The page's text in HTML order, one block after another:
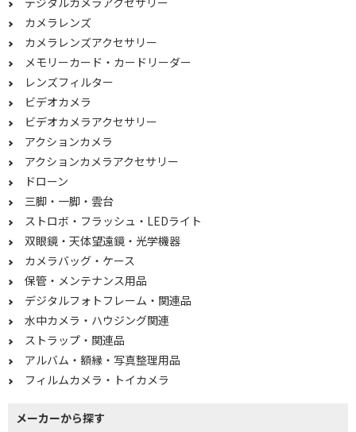
カメラレンズ
カメラレンズアクセサリー
メモリーカード・カードリーダー
レンズフィルター
ビデオカメラ
ビデオカメラアクセサリー
アクションカメラ
アクションカメラアクセサリー
ドローン
三脚・一脚・雲台
ストロボ・フラッシュ・LEDライト
双眼鏡・天体望遠鏡・光学機器
カメラバッグ・ケース
保管・メンテナンス用品
デジタルフォトフレーム・関連品
水中カメラ・ハウジング関連
ストラップ・関連品
アルバム・額縁・写真整理用品
フィルムカメラ・トイカメラ
メーカーから探す
素
2000万画素～2999万画
素
1200万画素～1399万画
1200～1399万
800万以下
ボディ内手ブレ補正機能で絞り込む
対応
測距点で絞り込む
100未満
防塵・防水機能で絞り込む
防水+防塵
4K動画撮影